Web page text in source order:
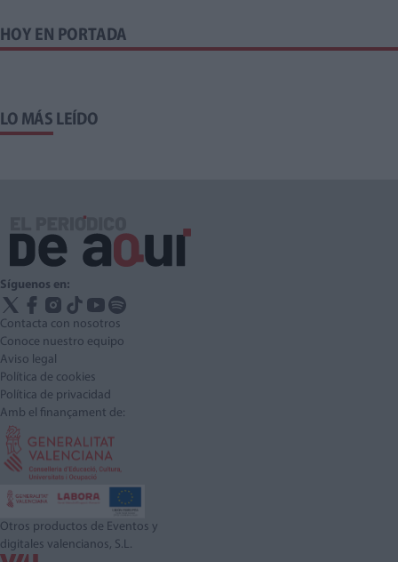
HOY EN PORTADA
LO MÁS LEÍDO
Síguenos en:
Contacta con nosotros
Conoce nuestro equipo
Aviso legal
Política de cookies
Política de privacidad
Amb el finançament de:
Otros productos de Eventos y
digitales valencianos, S.L.